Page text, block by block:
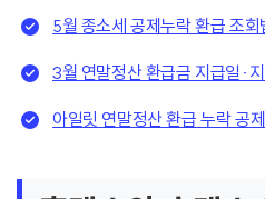
5월 종소세 공제누락 환급 조회
3월 연말정산 환급금 지급일·
아일릿 연말정산 환급 누락 공